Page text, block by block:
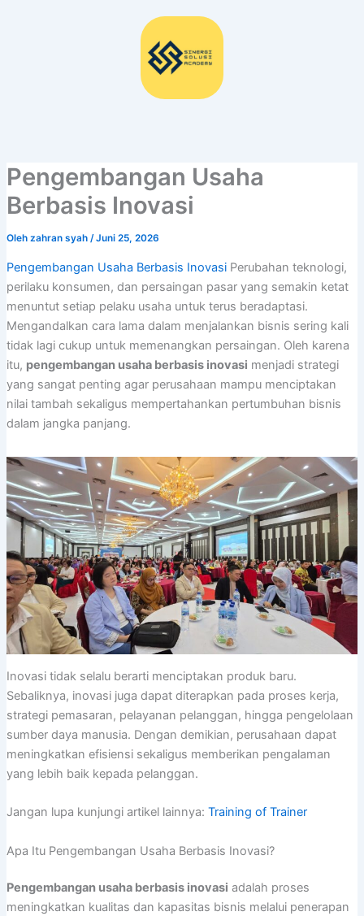
Pengembangan Usaha
Berbasis Inovasi
Oleh zahran syah /Juni 25, 2026
Pengembangan Usaha Berbasis InovasiPerubahan teknologi,
perilaku konsumen, dan persaingan pasar yang semakin ketat
menuntut setiap pelaku usaha untuk terus beradaptasi.
Mengandalkan cara lama dalam menjalankan bisnis sering kali
tidak lagi cukup untuk memenangkan persaingan. Oleh karena
itu, pengembangan usaha berbasis inovasi menjadi strategi
yang sangat penting agar perusahaan mampu menciptakan
nilai tambah sekaligus mempertahankan pertumbuhan bisnis
dalam jangka panjang.
Inovasi tidak selalu berarti menciptakan produk baru.
Sebaliknya, inovasi juga dapat diterapkan pada proses kerja,
strategi pemasaran, pelayanan pelanggan, hingga pengelolaan
sumber daya manusia. Dengan demikian, perusahaan dapat
meningkatkan efisiensi sekaligus memberikan pengalaman
yang lebih baik kepada pelanggan.
Jangan lupa kunjungi artikel lainnya: Training of Trainer
Apa Itu Pengembangan Usaha Berbasis Inovasi?
Pengembangan usaha berbasis inovasi adalah proses
meningkatkan kualitas dan kapasitas bisnis melalui penerapan